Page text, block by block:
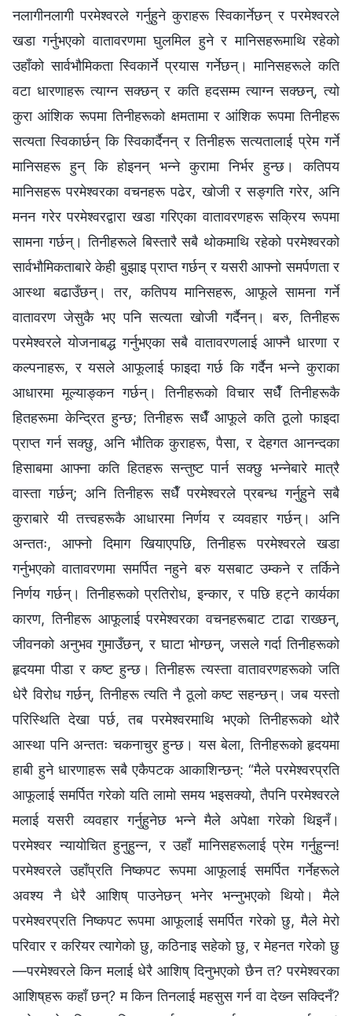
नलागीनलागी परमेश्‍वरले गर्नुहुने कुराहरू स्विकार्नेछन् र परमेश्‍वरले
खडा गर्नुभएको वातावरणमा घुलमिल हुने र मानिसहरूमाथि रहेको
उहाँको सार्वभौमिकता स्विकार्ने प्रयास गर्नेछन्। मानिसहरूले कति
वटा धारणाहरू त्याग्न सक्छन् र कति हदसम्म त्याग्‍न सक्छन्, त्यो
कुरा आंशिक रूपमा तिनीहरूको क्षमतामा र आंशिक रूपमा तिनीहरू
सत्यता स्विकार्छन् कि स्विकार्दैनन् र तिनीहरू सत्यतालाई प्रेम गर्ने
मानिसहरू हुन् कि होइनन् भन्‍ने कुरामा निर्भर हुन्छ। कतिपय
मानिसहरू परमेश्‍वरका वचनहरू पढेर, खोजी र सङ्गति गरेर, अनि
मनन गरेर परमेश्‍वरद्वारा खडा गरिएका वातावरणहरू सक्रिय रूपमा
सामना गर्छन्। तिनीहरूले बिस्तारै सबै थोकमाथि रहेको परमेश्‍वरको
सार्वभौमिकताबारे केही बुझाइ प्राप्त गर्छन् र यसरी आफ्नो समर्पणता र
आस्था बढाउँछन्। तर, कतिपय मानिसहरू, आफूले सामना गर्ने
वातावरण जेसुकै भए पनि सत्यता खोजी गर्दैनन्। बरु, तिनीहरू
परमेश्‍वरले योजनाबद्ध गर्नुभएका सबै वातावरणलाई आफ्नै धारणा र
कल्पनाहरू, र यसले आफूलाई फाइदा गर्छ कि गर्दैन भन्‍ने कुराका
आधारमा मूल्याङ्कन गर्छन्। तिनीहरूको विचार सधैँ तिनीहरूकै
हितहरूमा केन्द्रित हुन्छ; तिनीहरू सधैँ आफूले कति ठूलो फाइदा
प्राप्त गर्न सक्छु, अनि भौतिक कुराहरू, पैसा, र देहगत आनन्दका
हिसाबमा आफ्ना कति हितहरू सन्तुष्ट पार्न सक्छु भन्‍नेबारे मात्रै
वास्ता गर्छन्; अनि तिनीहरू सधैँ परमेश्‍वरले प्रबन्ध गर्नुहुने सबै
कुराबारे यी तत्त्वहरूकै आधारमा निर्णय र व्यवहार गर्छन्। अनि
अन्ततः, आफ्नो दिमाग खियाएपछि, तिनीहरू परमेश्‍वरले खडा
गर्नुभएको वातावरणमा समर्पित नहुने बरु यसबाट उम्कने र तर्किने
निर्णय गर्छन्। तिनीहरूको प्रतिरोध, इन्कार, र पछि हट्ने कार्यका
कारण, तिनीहरू आफूलाई परमेश्‍वरका वचनहरूबाट टाढा राख्छन्,
जीवनको अनुभव गुमाउँछन्, र घाटा भोग्छन्, जसले गर्दा तिनीहरूको
हृदयमा पीडा र कष्ट हुन्छ। तिनीहरू त्यस्ता वातावरणहरूको जति
धेरै विरोध गर्छन्, तिनीहरू त्यति नै ठूलो कष्ट सहन्छन्। जब यस्तो
परिस्थिति देखा पर्छ, तब परमेश्‍वरमाथि भएको तिनीहरूको थोरै
आस्था पनि अन्ततः चकनाचुर हुन्छ। यस बेला, तिनीहरूको हृदयमा
हाबी हुने धारणाहरू सबै एकैपटक आकाशिन्छन्: “मैले परमेश्‍वरप्रति
आफूलाई समर्पित गरेको यति लामो समय भइसक्यो, तैपनि परमेश्‍वरले
मलाई यसरी व्यवहार गर्नुहुनेछ भन्‍ने मैले अपेक्षा गरेको थिइनँ।
परमेश्‍वर न्यायोचित हुनुहुन्न, र उहाँ मानिसहरूलाई प्रेम गर्नुहुन्‍न!
परमेश्‍वरले उहाँप्रति निष्कपट रूपमा आफूलाई समर्पित गर्नेहरूले
अवश्य नै धेरै आशिष् पाउनेछन् भनेर भन्‍नुभएको थियो। मैले
परमेश्‍वरप्रति निष्कपट रूपमा आफूलाई समर्पित गरेको छु, मैले मेरो
परिवार र करियर त्यागेको छु, कठिनाइ सहेको छु, र मेहनत गरेको छु
—परमेश्‍वरले किन मलाई धेरै आशिष् दिनुभएको छैन त? परमेश्‍वरका
आशिष्‌हरू कहाँ छन्? म किन तिनलाई महसुस गर्न वा देख्‍न सक्दिनँ?